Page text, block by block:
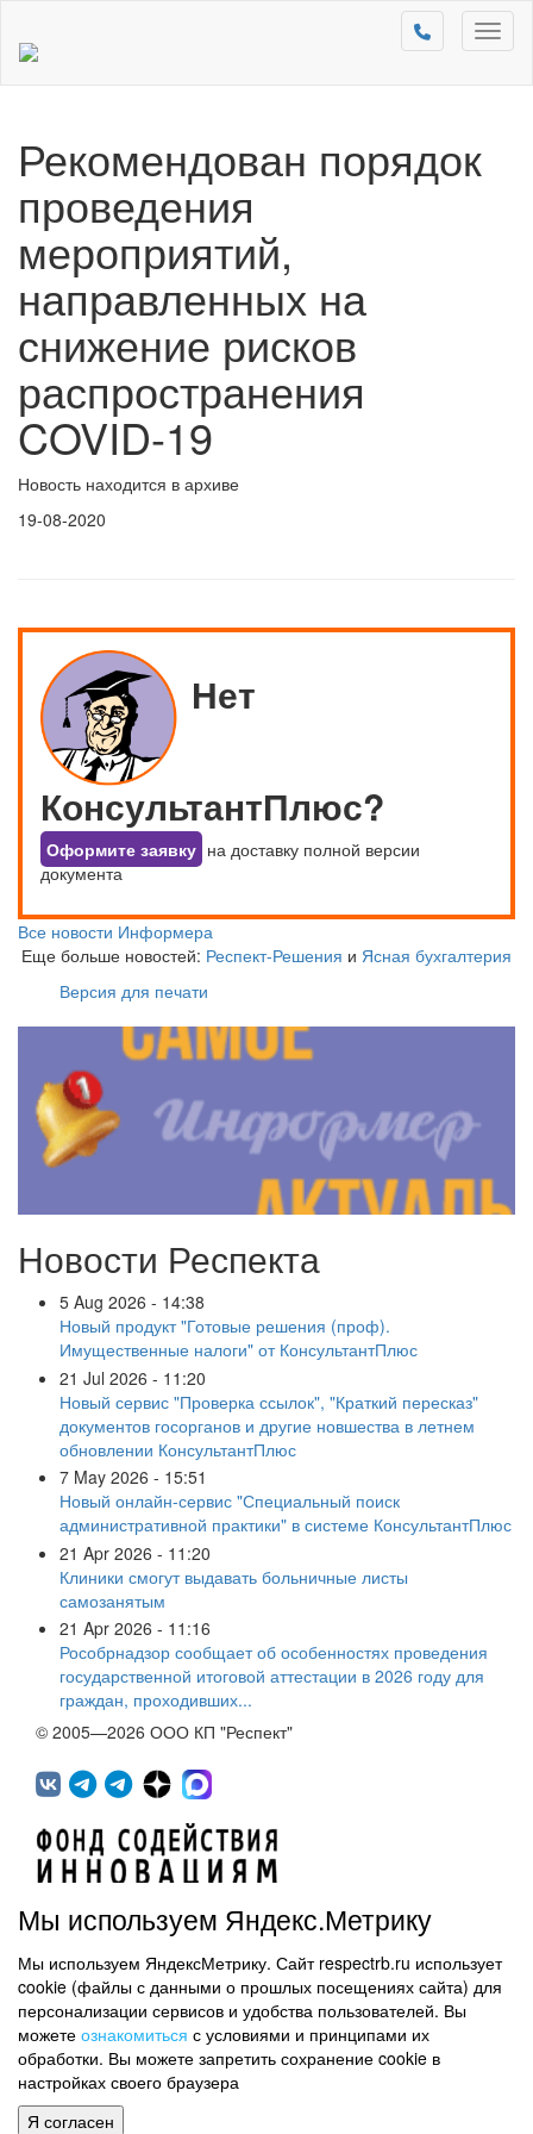
Рекомендован порядок
проведения
мероприятий,
направленных на
снижение рисков
распространения
COVID-19
Новость находится в архиве
19-08-2020
Нет
КонсультантПлюс?
Оформите заявку на доставку полной версии
документа
Все новости Информера
Еще больше новостей: Респект-Решения и Ясная бухгалтерия
Версия для печати
Новости Респекта
5 Aug 2026 - 14:38
Новый продукт "Готовые решения (проф).
Имущественные налоги" от КонсультантПлюс
21 Jul 2026 - 11:20
Новый сервис "Проверка ссылок", "Краткий пересказ"
документов госорганов и другие новшества в летнем
обновлении КонсультантПлюс
7 May 2026 - 15:51
Новый онлайн-сервис "Специальный поиск
административной практики" в системе КонсультантПлюс
21 Apr 2026 - 11:20
Клиники смогут выдавать больничные листы
самозанятым
21 Apr 2026 - 11:16
Рособрнадзор сообщает об особенностях проведения
государственной итоговой аттестации в 2026 году для
граждан, проходивших...
© 2005—2026 ООО КП "Респект"
450071, г.Уфа, ул. 50 лет СССР, д.48 корп.1, офис 307
(347) 291 20 70
Контактная информация
Карта сайта
Политика обработки персональных данных
Мы используем Яндекс.Метрику
Мы используем ЯндексМетрику. Сайт respectrb.ru использует
cookie (файлы с данными о прошлых посещениях сайта) для
персонализации сервисов и удобства пользователей. Вы
можете ознакомиться с условиями и принципами их
обработки. Вы можете запретить сохранение cookie в
настройках своего браузера
Я согласен